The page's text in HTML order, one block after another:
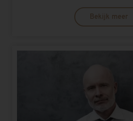
Bekijk meer